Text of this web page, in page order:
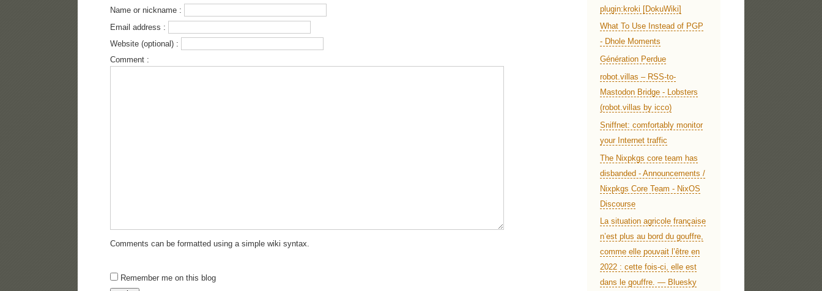
Name or nickname :
Email address :
Website (optional) :
Comment :
Comments can be formatted using a simple wiki syntax.
Remember me on this blog
plugin:kroki [DokuWiki]
What To Use Instead of PGP
- Dhole Moments
Génération Perdue
robot.villas – RSS-to-
Mastodon Bridge - Lobsters
(robot.villas by icco)
Sniffnet: comfortably monitor
your Internet traffic
The Nixpkgs core team has
disbanded - Announcements /
Nixpkgs Core Team - NixOS
Discourse
La situation agricole française
n’est plus au bord du gouffre,
comme elle pouvait l’être en
2022 : cette fois-ci, elle est
dans le gouffre. — Bluesky